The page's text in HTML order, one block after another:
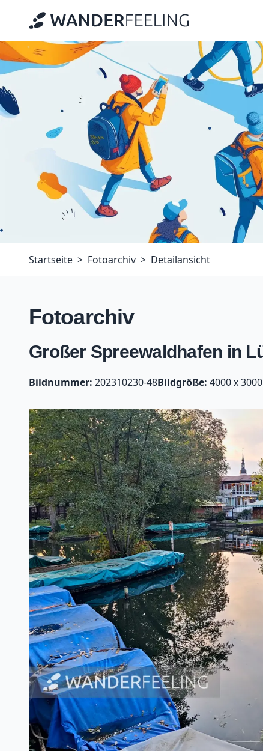
Startseite Fotoarchiv Detailansicht
Fotoarchiv
Großer Spreewaldhafen in
Bildnummer: 202310230-48Bildgröße: 4000 x